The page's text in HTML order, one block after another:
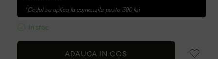
*Codul se aplica la comenzile peste 300 lei
In stoc
ADAUGA IN COS